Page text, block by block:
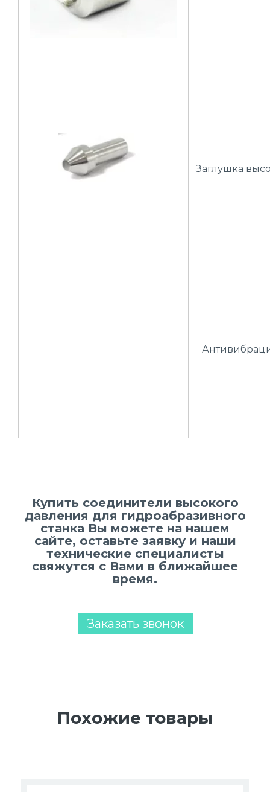
Заглушка
Купить соединители высокого
давления для гидроабразивного
станка Вы можете на нашем
сайте, оставьте заявку и наши
технические специалисты
свяжутся с Вами в ближайшее
время.
Заказать звонок
Похожие товары